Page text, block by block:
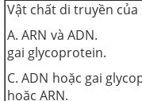
Vật chất di truyền
A. ARN và
gai glycoprotein.
C. ADN hoặc
hoặc ARN.